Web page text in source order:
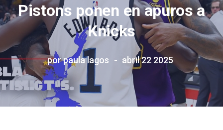
Pistons ponen en apuros a
Knicks
por paula lagos abril 22 2025